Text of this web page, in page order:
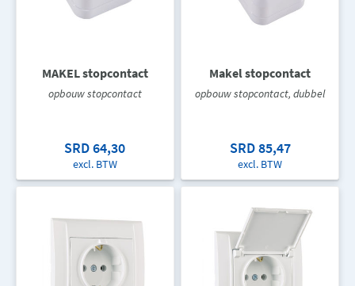
MAKEL stopcontact
opbouw stopcontact
SRD 64,30
excl. BTW
Makel stopcontact
opbouw stopcontact, dubbel
SRD 85,47
excl. BTW